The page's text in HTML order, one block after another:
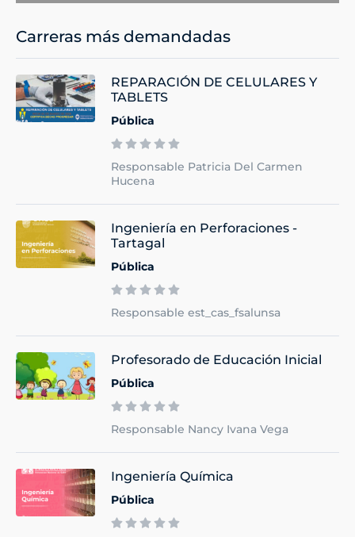
Carreras más demandadas
REPARACIÓN DE CELULARES Y
TABLETS
Pública
Responsable Patricia Del Carmen
Hucena
Ingeniería en Perforaciones -
Tartagal
Pública
Responsable est_cas_fsalunsa
Profesorado de Educación Inicial
Pública
Responsable Nancy Ivana Vega
Ingeniería Química
Pública